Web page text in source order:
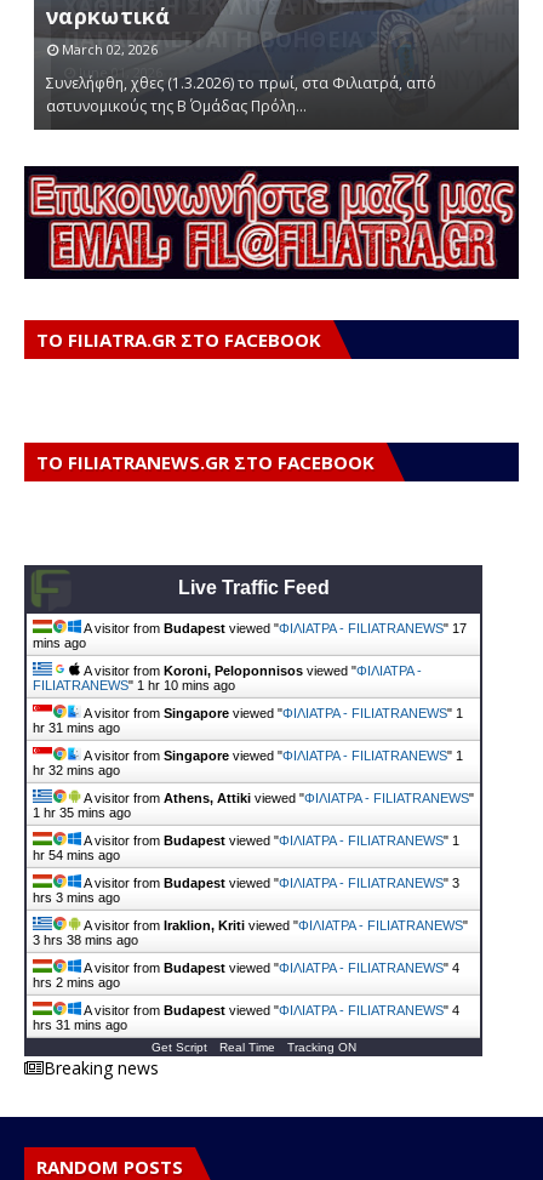
ναρκωτικά
March 02, 2026
Συνελήφθη, χθες (1.3.2026) το πρωί, στα Φιλιατρά, από
αστυνομικούς της Β΄ Ομάδας Πρόλη…
ΤΟ FILIATRA.GR ΣΤΟ FACEBOOK
ΤΟ FILIATRANEWS.GR ΣΤΟ FACEBOOK
Live Traffic Feed
A visitor from Budapest viewed "ΦΙΛΙΑΤΡΑ - FILIATRANEWS" 17
mins ago
A visitor from Koroni, Peloponnisos viewed "ΦΙΛΙΑΤΡΑ -
FILIATRANEWS" 1 hr 10 mins ago
A visitor from Singapore viewed "ΦΙΛΙΑΤΡΑ - FILIATRANEWS" 1
hr 31 mins ago
A visitor from Singapore viewed "ΦΙΛΙΑΤΡΑ - FILIATRANEWS" 1
hr 32 mins ago
A visitor from Athens, Attiki viewed "ΦΙΛΙΑΤΡΑ - FILIATRANEWS"
1 hr 35 mins ago
A visitor from Budapest viewed "ΦΙΛΙΑΤΡΑ - FILIATRANEWS" 1
hr 54 mins ago
A visitor from Budapest viewed "ΦΙΛΙΑΤΡΑ - FILIATRANEWS" 3
hrs 3 mins ago
A visitor from Iraklion, Kriti viewed "ΦΙΛΙΑΤΡΑ - FILIATRANEWS"
3 hrs 38 mins ago
A visitor from Budapest viewed "ΦΙΛΙΑΤΡΑ - FILIATRANEWS" 4
hrs 2 mins ago
A visitor from Budapest viewed "ΦΙΛΙΑΤΡΑ - FILIATRANEWS" 4
hrs 31 mins ago
Get Script Real Time Tracking ON
Breaking news
RANDOM POSTS